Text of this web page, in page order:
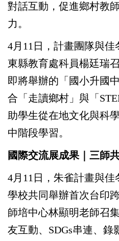
對話互動，促進鄉村教
力。
4月11日，計畫團隊與
東縣教育處科員楊廷瑞
即將舉辦的「國小升國
合「走讀鄉村」與「
助學生從在地文化與科
中階段學習。
國際交流展成果｜三師
4月11日，朱雀計畫與
學校共同舉辦首次台印
師培中心林顯明老師召
友互動、SDGs串連、錄